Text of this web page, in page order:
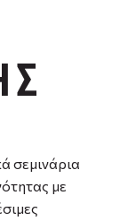
σεμινάρια
με